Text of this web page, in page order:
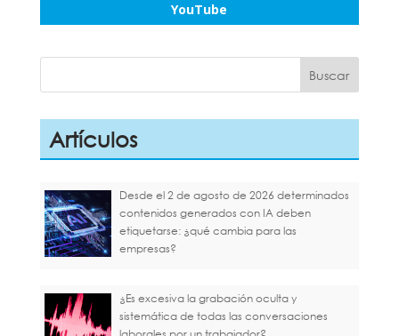
YouTube
Artículos
Desde el 2 de agosto de 2026 determinados
contenidos generados con IA deben
etiquetarse: ¿qué cambia para las
empresas?
¿Es excesiva la grabación oculta y
sistemática de todas las conversaciones